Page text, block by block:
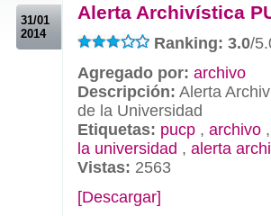
31/01
2014
Alerta Archivística
Ranking: 3.0/
Agregado por: archivo
Descripción: Alerta
de la Universidad
Etiquetas: pucp , archivo ,
la universidad , alerta
Vistas: 2563
[Descargar]